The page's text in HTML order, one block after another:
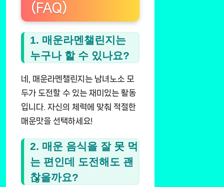
(FAQ)
1. 매운라멘챌린지는
누구나 할 수 있나요?
네, 매운라멘챌린지는 남녀노소 모
두가 도전할 수 있는 재미있는 활동
입니다. 자신의 체력에 맞춰 적절한
매운맛을 선택하세요!
2. 매운 음식을 잘 못 먹
는 편인데 도전해도 괜
찮을까요?